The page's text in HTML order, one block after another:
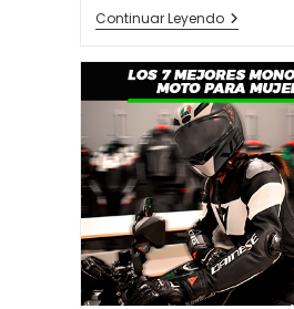
Continuar LeyendoLos
Mejores
De
Moto:
¡frescura
Y
Ligereza
Sobre
Ruedas!